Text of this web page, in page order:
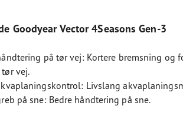
Goodyear Vector 4Seasons Gen-3
på tør vej: Kortere bremsning og
vej.
Livslang
på sne: Bedre håndtering på sne.